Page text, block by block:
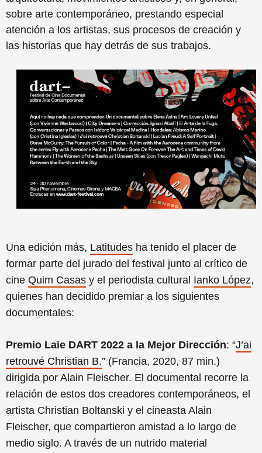
sobre arte contemporáneo, prestando especial
atención a los artistas, sus procesos de creación y
las historias que hay detrás de sus trabajos.
Una edición más, Latitudes ha tenido el placer de
formar parte del jurado del festival junto al crítico de
cine Quim Casas y el periodista cultural Ianko López,
quienes han decidido premiar a los siguientes
documentales:
Premio Laie DART 2022 a la Mejor Dirección: “J’ai
retrouvé Christian B.” (Francia, 2020, 87 min.)
dirigida por Alain Fleischer. El documental recorre la
relación de estos dos creadores contemporáneos, el
artista Christian Boltanski y el cineasta Alain
Fleischer, que compartieron amistad a lo largo de
medio siglo. A través de un nutrido material